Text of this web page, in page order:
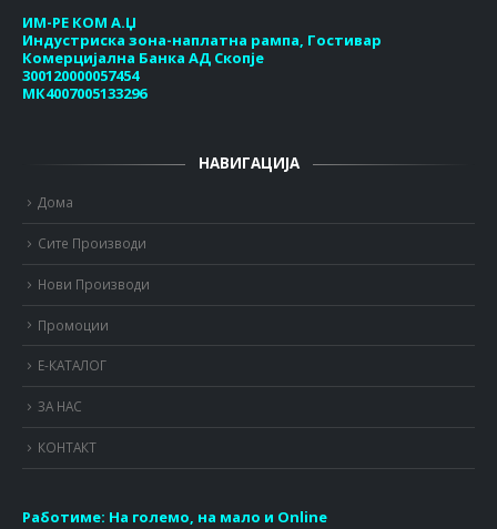
ИМ-РЕ КОМ А.Џ
Индустриска зона-наплатна рампа, Гостивар
Комерцијална Банка АД Скопје
300120000057454
МК4007005133296
НАВИГАЦИЈА
Дома
Сите Производи
Нови Производи
Промоции
Е-КАТАЛОГ
ЗА НАС
КОНТАКТ
Работиме: На големо, на мало и Online